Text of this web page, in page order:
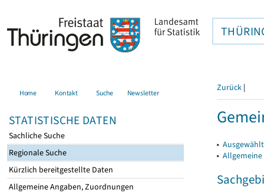
Home Kontakt Suche Newsletter
STATISTISCHE DATEN
Sachliche Suche
Regionale Suche
Kürzlich bereitgestellte Daten
Allgemeine Angaben, Zuordnungen
Zurück |
▸
▸